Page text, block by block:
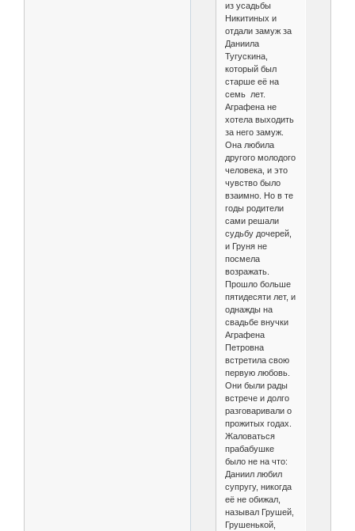
из усадьбы
Никитиных и
отдали замуж за
Даниила
Тугускина,
который был
старше её на
семь лет.
Аграфена не
хотела выходить
за него замуж.
Она любила
другого молодого
человека, и это
чувство было
взаимно. Но в те
годы родители
сами решали
судьбу дочерей,
и Груня не
посмела
возражать.
Прошло больше
пятидесяти лет, и
однажды на
свадьбе внучки
Аграфена
Петровна
встретила свою
первую любовь.
Они были рады
встрече и долго
разговаривали о
прожитых годах.
Жаловаться
прабабушке
было не на что:
Даниил любил
супругу, никогда
её не обижал,
называл Грушей,
Грушенькой,